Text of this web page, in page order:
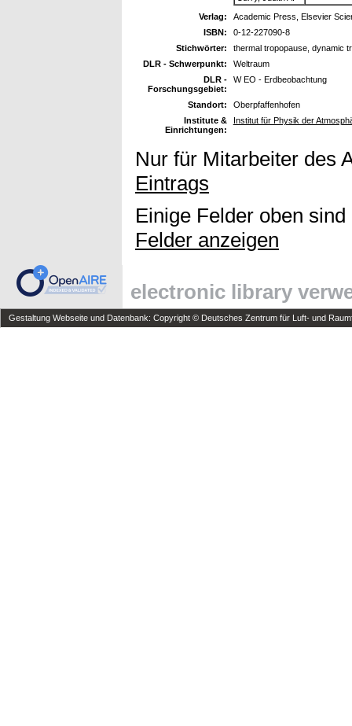
Verlag:
Academic Press, Elsevier
ISBN:
0-12-227090-8
Stichwörter:
thermal tropopause, dynamic
DLR - Schwerpunkt:
Weltraum
DLR -
Forschungsgebiet:
W EO - Erdbeobachtung
Standort:
Oberpfaffenhofen
Institute &
Einrichtungen:
Institut für Physik der
Nur für Mitarbeiter des
Eintrags
Einige Felder oben
Felder anzeigen
electronic library
Gestaltung Webseite und Datenbank: Copyright © Deutsches Zentrum für Luft- und